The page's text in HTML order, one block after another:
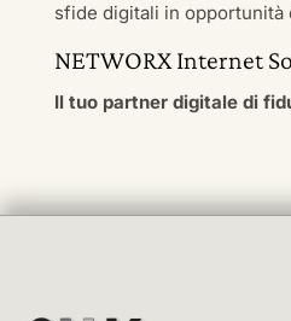
sfide digitali in opportunità
NETWORX Internet
Il tuo partner digitale di